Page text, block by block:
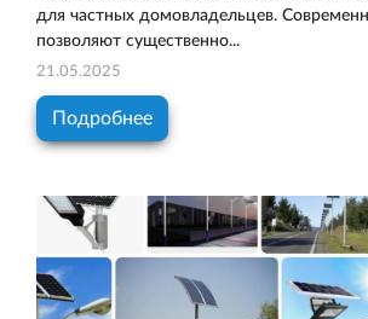
для частных домовладельцев.
позволяют существенно...
21.05.2025
Подробнее